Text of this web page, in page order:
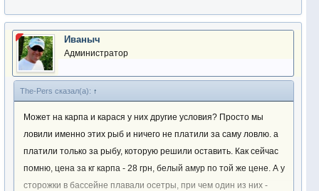
Иваныч
Администратор
The-Pers сказал(а): ↑
Может на карпа и карася у них другие условия? Просто мы
ловили именно этих рыб и ничего не платили за саму ловлю. а
платили только за рыбу, которую решили оставить. Как сейчас
помню, цена за кг карпа - 28 грн, белый амур по той же цене. А у
сторожки в бассейне плавали осетры, при чем один из них -